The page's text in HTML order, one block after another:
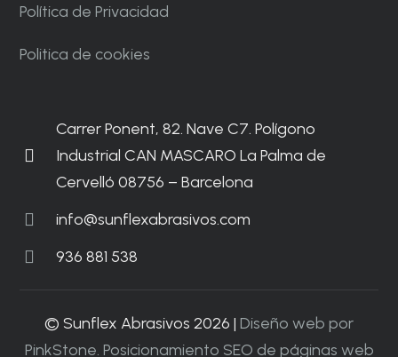
Política de Privacidad
Politica de cookies
Carrer Ponent, 82. Nave C7. Polígono
Industrial CAN MASCARO La Palma de
Cervelló 08756 – Barcelona
info@sunflexabrasivos.com
936 881 538
© Sunflex Abrasivos 2026 | Diseño web por
PinkStone. Posicionamiento SEO de páginas web